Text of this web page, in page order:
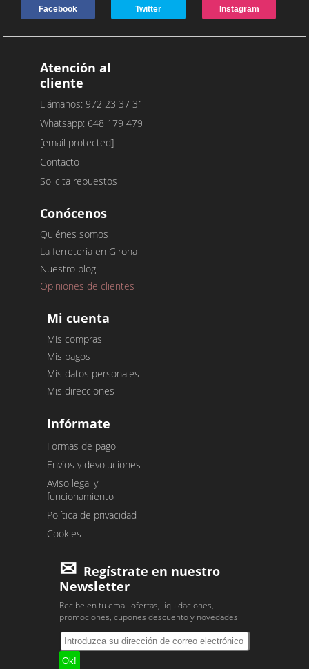
Facebook Twitter Instagram
Atención al
cliente
Llámanos: 972 23 37 31
Whatsapp: 648 179 479
[email protected]
Contacto
Solicita repuestos
Conócenos
Quiénes somos
La ferretería en Girona
Nuestro blog
Opiniones de clientes
Mi cuenta
Mis compras
Mis pagos
Mis datos personales
Mis direcciones
Infórmate
Formas de pago
Envíos y devoluciones
Aviso legal y
funcionamiento
Política de privacidad
Cookies
Regístrate en nuestro
Newsletter
Recibe en tu email ofertas, liquidaciones,
promociones, cupones descuento y novedades.